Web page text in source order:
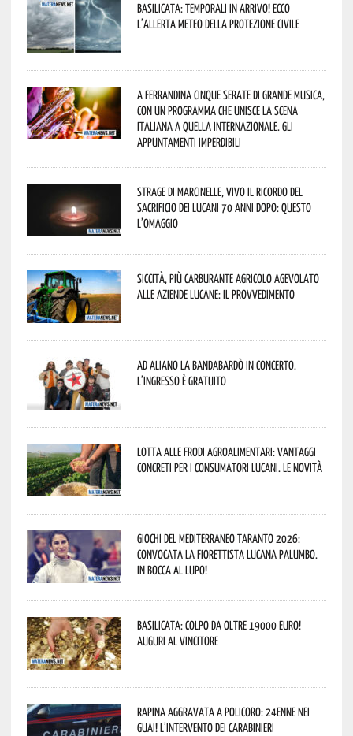
Basilicata: temporali in arrivo! Ecco
l’allerta meteo della Protezione civile
A Ferrandina cinque serate di grande musica,
con un programma che unisce la scena
italiana a quella internazionale. Gli
appuntamenti imperdibili
Strage di Marcinelle, vivo il ricordo del
sacrificio dei lucani 70 anni dopo: questo
l’omaggio
Siccità, più carburante agricolo agevolato
alle aziende lucane: il provvedimento
Ad Aliano la Bandabardò in concerto.
L’ingresso è gratuito
Lotta alle frodi agroalimentari: vantaggi
concreti per i consumatori lucani. Le novità
Giochi del Mediterraneo Taranto 2026:
convocata la fiorettista lucana Palumbo.
In bocca al lupo!
Basilicata: colpo da oltre 19000 Euro!
Auguri al vincitore
Rapina aggravata a Policoro: 24enne nei
guai! L’intervento dei Carabinieri